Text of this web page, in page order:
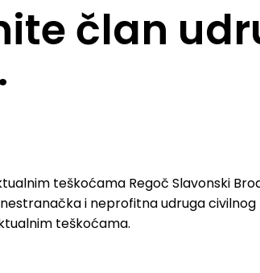
član
teškoćama Regoč Slavonski
i neprofitna udruga civilnog
teškoćama.